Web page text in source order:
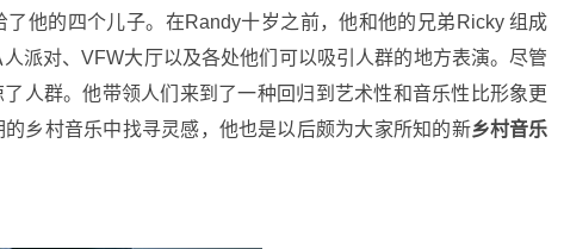
他的四个儿子。在Randy十岁之前，他和他的兄弟Ricky 组成
派对、VFW大厅以及各处他们可以吸引人群的地方表演。尽管
人群。他带领人们来到了一种回归到艺术性和音乐性比形象更
乡村音乐中找寻灵感，他也是以后颇为大家所知的新乡村音乐